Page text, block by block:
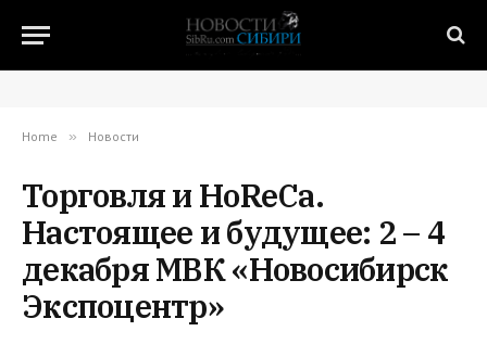
Home » Новости
Торговля и HoReCa.
Настоящее и будущее: 2 – 4
декабря МВК «Новосибирск
Экспоцентр»